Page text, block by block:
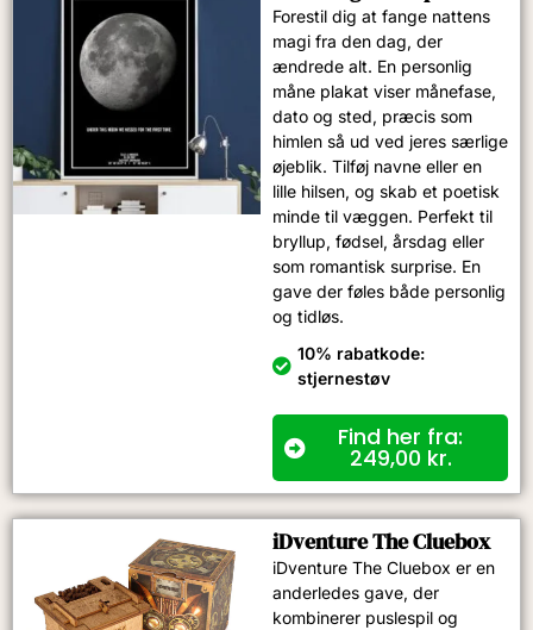
Forestil dig at fange nattens
magi fra den dag, der
ændrede alt. En personlig
måne plakat viser månefase,
dato og sted, præcis som
himlen så ud ved jeres særlige
øjeblik. Tilføj navne eller en
lille hilsen, og skab et poetisk
minde til væggen. Perfekt til
bryllup, fødsel, årsdag eller
som romantisk surprise. En
gave der føles både personlig
og tidløs.
10% rabatkode:
stjernestøv
Find her fra:
249,00 kr.
iDventure The Cluebox
iDventure The Cluebox er en
anderledes gave, der
kombinerer puslespil og